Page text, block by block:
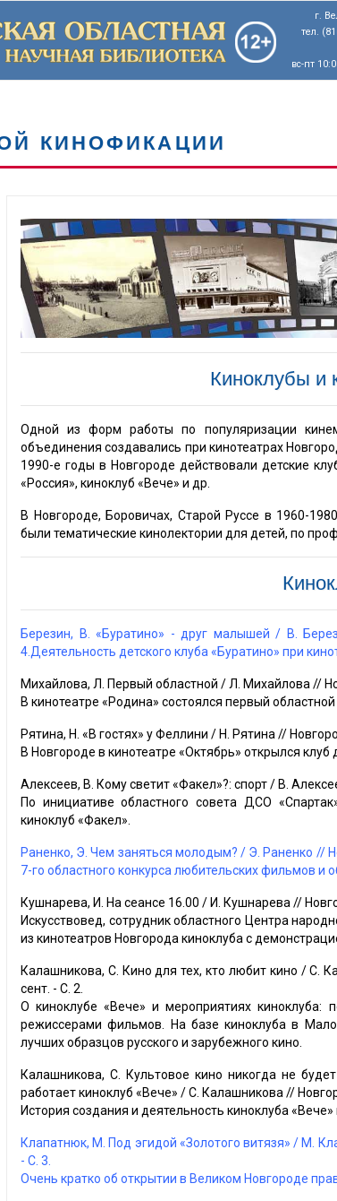
г.
тел.
вс-пт
КИНОФИКАЦИИ
Киноклубы и
Одной из форм работы по популяризации
объединения создавались при кинотеатрах
1990-е годы в Новгороде действовали детские
«Россия», киноклуб «Вече» и др.
В Новгороде, Боровичах, Старой Руссе в 1960-
были тематические кинолектории для детей, по
Березин, В. «Буратино» - друг малышей / В.
4.Деятельность детского клуба «Буратино» при
Михайлова, Л. Первый областной / Л. Михайлова //
В кинотеатре «Родина» состоялся первый
Рятина, Н. «В гостях» у Феллини / Н. Рятина //
В Новгороде в кинотеатре «Октябрь» открылся клуб
Алексеев, В. Кому светит «Факел»?: спорт / В.
По инициативе областного совета ДСО
киноклуб «Факел».
Раненко, Э. Чем заняться молодым? / Э. Раненко //
7-го областного конкурса любительских фильмов и
Кушнарева, И. На сеансе 16.00 / И. Кушнарева //
Искусствовед, сотрудник областного Центра
из кинотеатров Новгорода киноклуба с
Калашникова, С. Кино для тех, кто любит кино / С.
сент. - С. 2.
О киноклубе «Вече» и мероприятиях киноклуба:
режиссерами фильмов. На базе киноклуба в
лучших образцов русского и зарубежного кино.
Калашникова, С. Культовое кино никогда не
работает киноклуб «Вече» / С. Калашникова //
История создания и деятельность киноклуба
Клапатнюк, М. Под эгидой «Золотого витязя» / М.
- С. 3.
Очень кратко об открытии в Великом Новгороде